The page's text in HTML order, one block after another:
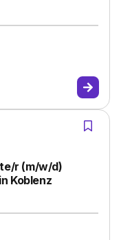
r (m/w/d)
Koblenz